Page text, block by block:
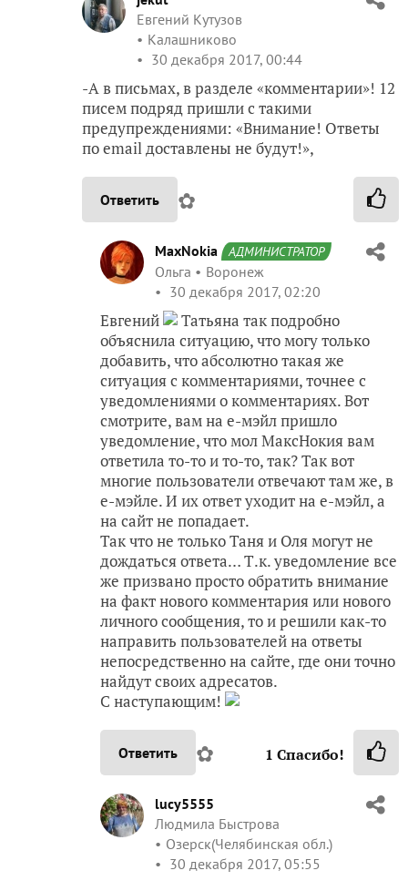
Евгений Кутузов
Калашниково
30 декабря 2017, 00:44
-А в письмах, в разделе «комментарии»! 12
писем подряд пришли с такими
предупреждениями: «Внимание! Ответы
по email доставлены не будут!»,
Ответить ✿
MaxNokia АДМИНИСТРАТОР
Ольга
Воронеж
30 декабря 2017, 02:20
Евгений
Татьяна так подробно
объяснила ситуацию, что могу только
добавить, что абсолютно такая же
ситуация с комментариями, точнее с
уведомлениями о комментариях. Вот
смотрите, вам на е-мэйл пришло
уведомление, что мол МаксНокия вам
ответила то-то и то-то, так? Так вот
многие пользователи отвечают там же, в
е-мэйле. И их ответ уходит на е-мэйл, а
на сайт не попадает.
Так что не только Таня и Оля могут не
дождаться ответа… Т.к. уведомление все
же призвано просто обратить внимание
на факт нового комментария или нового
личного сообщения, то и решили как-то
направить пользователей на ответы
непосредственно на сайте, где они точно
найдут своих адресатов.
С наступающим!
Ответить ✿ 1 Спасибо!
lucy5555
Людмила Быстрова
Озерск(Челябинская обл.)
30 декабря 2017, 05:55